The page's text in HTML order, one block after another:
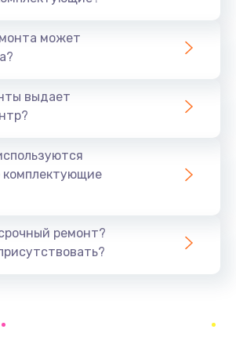
590 руб.
крышки устройства
(звук, контроллер,
Заказать
может
выдает
комплектующие
ремонт?